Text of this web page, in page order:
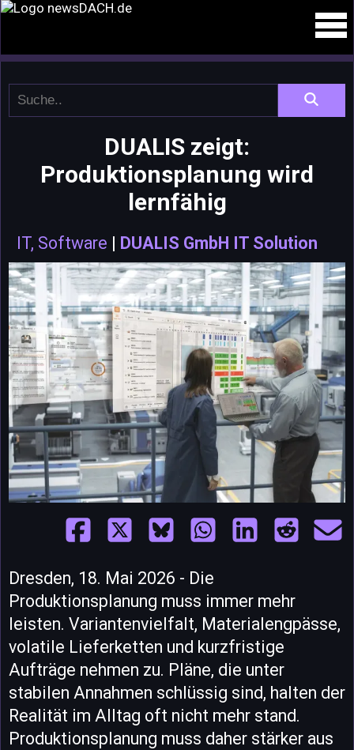
DUALIS zeigt:
Produktionsplanung wird
lernfähig
IT, Software | DUALIS GmbH IT Solution
Dresden, 18. Mai 2026 - Die
Produktionsplanung muss immer mehr
leisten. Variantenvielfalt, Materialengpässe,
volatile Lieferketten und kurzfristige
Aufträge nehmen zu. Pläne, die unter
stabilen Annahmen schlüssig sind, halten der
Realität im Alltag oft nicht mehr stand.
Produktionsplanung muss daher stärker aus